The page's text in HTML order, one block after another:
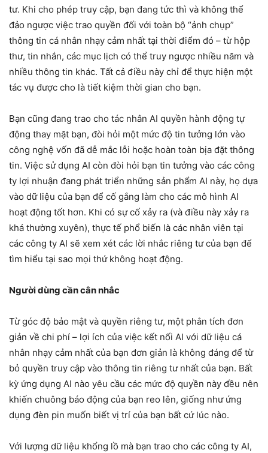
tư. Khi cho phép truy cập, bạn đang tức thì và không thể
đảo ngược việc trao quyền đối với toàn bộ “ảnh chụp”
thông tin cá nhân nhạy cảm nhất tại thời điểm đó – từ hộp
thư, tin nhắn, các mục lịch có thể truy ngược nhiều năm và
nhiều thông tin khác. Tất cả điều này chỉ để thực hiện một
tác vụ được cho là tiết kiệm thời gian cho bạn.
Bạn cũng đang trao cho tác nhân AI quyền hành động tự
động thay mặt bạn, đòi hỏi một mức độ tin tưởng lớn vào
công nghệ vốn đã dễ mắc lỗi hoặc hoàn toàn bịa đặt thông
tin. Việc sử dụng AI còn đòi hỏi bạn tin tưởng vào các công
ty lợi nhuận đang phát triển những sản phẩm AI này, họ dựa
vào dữ liệu của bạn để cố gắng làm cho các mô hình AI
hoạt động tốt hơn. Khi có sự cố xảy ra (và điều này xảy ra
khá thường xuyên), thực tế phổ biến là các nhân viên tại
các công ty AI sẽ xem xét các lời nhắc riêng tư của bạn để
tìm hiểu tại sao mọi thứ không hoạt động.
Người dùng cần cân nhắc
Từ góc độ bảo mật và quyền riêng tư, một phân tích đơn
giản về chi phí – lợi ích của việc kết nối AI với dữ liệu cá
nhân nhạy cảm nhất của bạn đơn giản là không đáng để từ
bỏ quyền truy cập vào thông tin riêng tư nhất của bạn. Bất
kỳ ứng dụng AI nào yêu cầu các mức độ quyền này đều nên
khiến chuông báo động của bạn reo lên, giống như ứng
dụng đèn pin muốn biết vị trí của bạn bất cứ lúc nào.
Với lượng dữ liệu khổng lồ mà bạn trao cho các công ty AI,